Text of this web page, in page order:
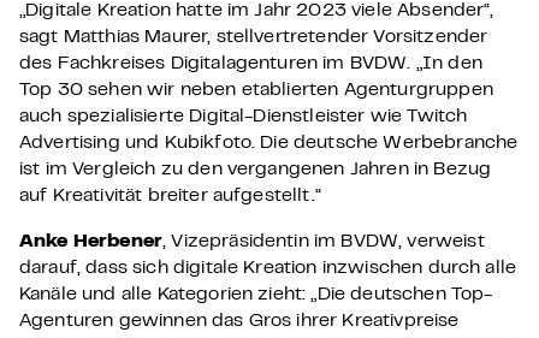
„Digitale Kreation hatte im Jahr 2023 viele Absender“,
sagt Matthias Maurer, stellvertretender Vorsitzender
des Fachkreises Digitalagenturen im BVDW. „In den
Top 30 sehen wir neben etablierten Agenturgruppen
auch spezialisierte Digital-Dienstleister wie Twitch
Advertising und Kubikfoto. Die deutsche Werbebranche
ist im Vergleich zu den vergangenen Jahren in Bezug
auf Kreativität breiter aufgestellt.“
Anke Herbener, Vizepräsidentin im BVDW, verweist
darauf, dass sich digitale Kreation inzwischen durch alle
Kanäle und alle Kategorien zieht: „Die deutschen Top-
Agenturen gewinnen das Gros ihrer Kreativpreise